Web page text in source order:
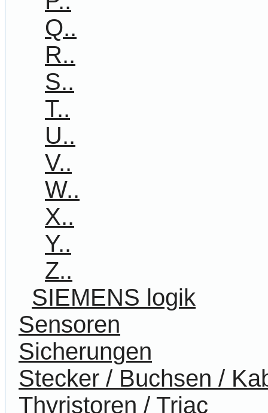
Q..
R..
S..
T..
U..
V..
W..
X..
Y..
Z..
SIEMENS logik
Sensoren
Sicherungen
Stecker / Buchsen /
Thyristoren / Triac